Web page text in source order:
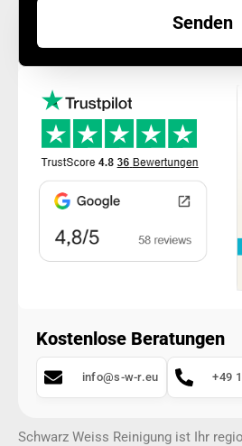
Senden
Kostenlose Beratungen
info@s-w-r.eu +49
Schwarz Weiss Reinigung ist Ihr